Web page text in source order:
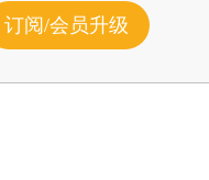
订阅/会员升级